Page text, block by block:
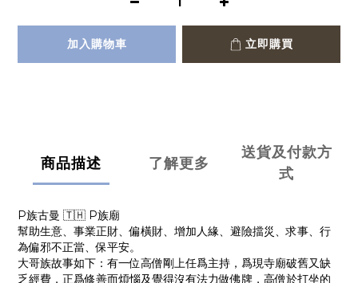
加入購物車 立即購買
商品描述 了解更多
送貨及付款方
式
P族古曼 🇹🇭 P族廟
幫助生意、事業正財、偏橫財、增加人緣、避險擋災、求事、行
為偏邪不正當、保平安。
大哥族故事如下：有一位高僧剛上任爲主持，爲現寺廟破舊又缺
乏經費，正爲修善而煩惱及覺得沒有法力做佛牌，高僧於打坐的